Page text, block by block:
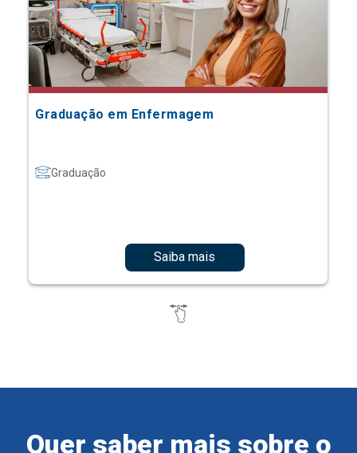
Graduação em Enfermagem
Graduação
Saiba mais
Quer saber mais sobre o